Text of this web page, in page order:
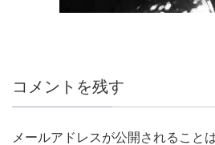
コメントを残す
メールアドレスが公開されること